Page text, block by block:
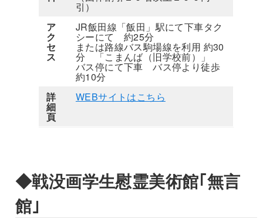
引）
ア
ク
セ
ス
JR飯田線「飯田」駅にて下車タク
シーにて 約25分
または路線バス駒場線を利用 約30
分 「こまんば（旧学校前）」
バス停にて下車 バス停より徒歩
約10分
詳
細
頁
WEBサイトはこちら
◆戦没画学生慰霊美術館｢無言
館｣